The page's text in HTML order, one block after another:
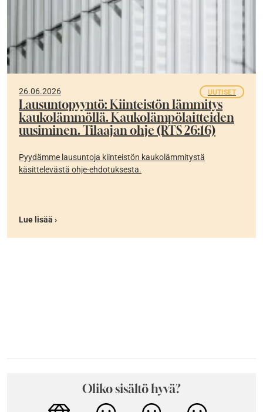
26.06.2026 UUTISET
Lausuntopyyntö: Kiinteistön lämmitys
kaukolämmöllä. Kaukolämpölaitteiden
uusiminen. Tilaajan ohje (RTS 26:16)
Pyydämme lausuntoja kiinteistön kaukolämmitystä
käsittelevästä ohje-ehdotuksesta.
Lue lisää ›
Oliko sisältö hyvä?